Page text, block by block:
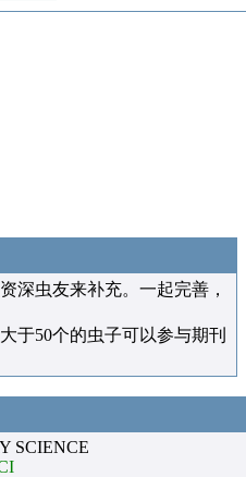
深虫友来补充。一起完善，
于50个的虫子可以参与期刊
SCIENCE